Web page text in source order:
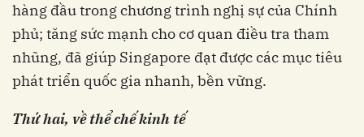
hàng đầu trong chương trình nghị sự của Chính
phủ; tăng sức mạnh cho cơ quan điều tra tham
nhũng, đã giúp Singapore đạt được các mục tiêu
phát triển quốc gia nhanh, bền vững.
Thứ hai, về thể chế kinh tế